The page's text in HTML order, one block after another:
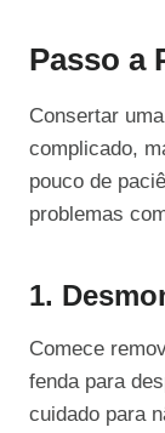
Passo a
Consertar
complicado,
pouco de
problemas
1.
Comece
fenda para
cuidado para